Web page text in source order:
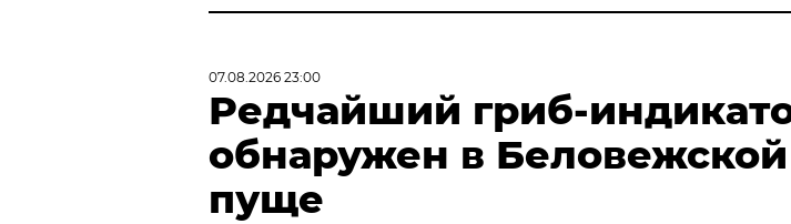
07.08.2026 23:00
Редчайший гриб-
обнаружен в Беловежской
пуще